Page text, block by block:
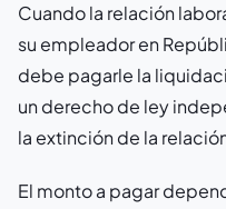
Cuando la relación
su empleador en
debe pagarle la
un derecho de ley
la extinción de la
El monto a pagar